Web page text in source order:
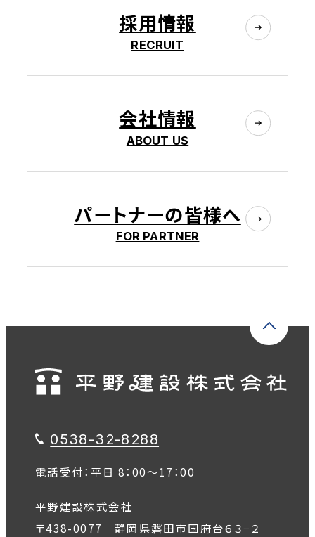
採用情報
RECRUIT
会社情報
ABOUT US
パートナーの皆様へ
FOR PARTNER
0538-32-8288
電話受付：平日 8：00～17：00
平野建設株式会社
〒438-0077 静岡県磐田市国府台６３−２